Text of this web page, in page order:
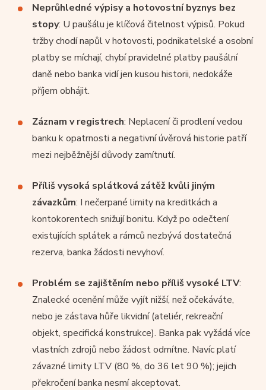
Neprůhledné výpisy a hotovostní byznys bez
stopy: U paušálu je klíčová čitelnost výpisů. Pokud
tržby chodí napůl v hotovosti, podnikatelské a osobní
platby se míchají, chybí pravidelné platby paušální
daně nebo banka vidí jen kusou historii, nedokáže
příjem obhájit.
Záznam v registrech: Neplacení či prodlení vedou
banku k opatrnosti a negativní úvěrová historie patří
mezi nejběžnější důvody zamítnutí.
Příliš vysoká splátková zátěž kvůli jiným
závazkům: I nečerpané limity na kreditkách a
kontokorentech snižují bonitu. Když po odečtení
existujících splátek a rámců nezbývá dostatečná
rezerva, banka žádosti nevyhoví.
Problém se zajištěním nebo příliš vysoké LTV:
Znalecké ocenění může vyjít nižší, než očekáváte,
nebo je zástava hůře likvidní (ateliér, rekreační
objekt, specifická konstrukce). Banka pak vyžádá více
vlastních zdrojů nebo žádost odmítne. Navíc platí
závazné limity LTV (80 %, do 36 let 90 %); jejich
překročení banka nesmí akceptovat.